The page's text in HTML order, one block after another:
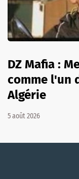
DZ Mafia :
comme l'un
Algérie
5 août 2026